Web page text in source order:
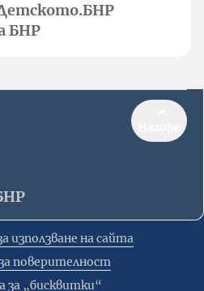
БНР
използване на сайта
поверителност
за „бисквитки“